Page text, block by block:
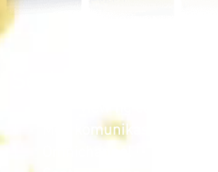
Mga komunikasyon sa